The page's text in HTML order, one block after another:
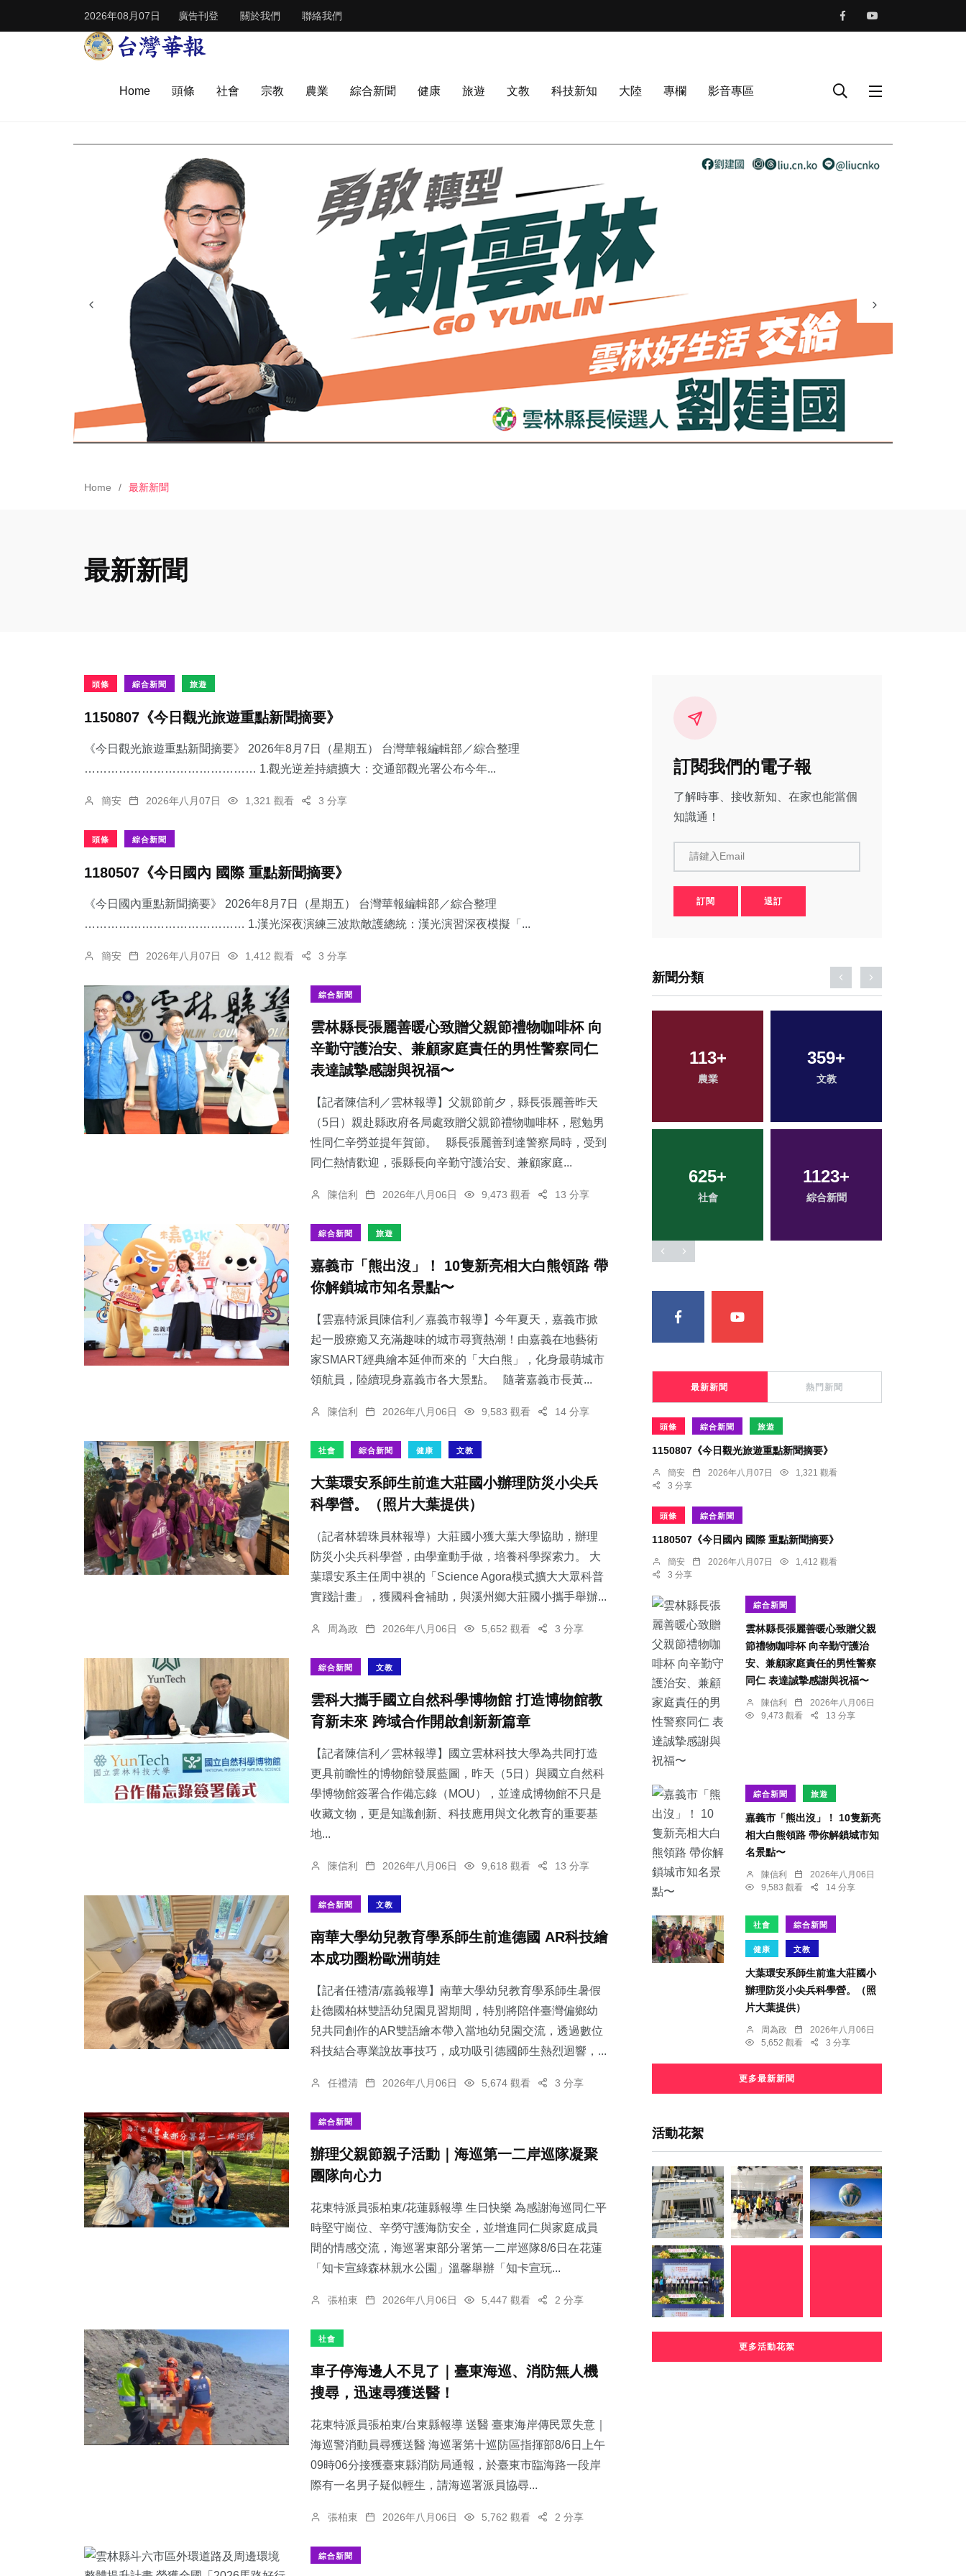
2026年08月07日 廣告刊登 關於我們 聯絡我們
Home 頭條 社會 宗教 農業 綜合新聞 健康 旅遊 文教 科技新知 大陸 專欄 影音專區
Home 最新新聞
最新新聞
頭條 綜合新聞 旅遊
1150807《今日觀光旅遊重點新聞摘要》
《今日觀光旅遊重點新聞摘要》 2026年8月7日（星期五） 台灣華報編輯部／綜合整理
……………………………………… 1.觀光逆差持續擴大：交通部觀光署公布今年...
簡安 2026年八月07日 1,321 觀看 3 分享
頭條 綜合新聞
1180507《今日國內 國際 重點新聞摘要》
《今日國內重點新聞摘要》 2026年8月7日（星期五） 台灣華報編輯部／綜合整理
…………………………………… 1.漢光深夜演練三波欺敵護總統：​漢光演習深夜模擬「...
簡安 2026年八月07日 1,412 觀看 3 分享
綜合新聞
雲林縣長張麗善暖心致贈父親節禮物咖啡杯 向
辛勤守護治安、兼顧家庭責任的男性警察同仁
表達誠摯感謝與祝福〜
【記者陳信利／雲林報導】父親節前夕，縣長張麗善昨天
（5日）親赴縣政府各局處致贈父親節禮物咖啡杯，慰勉男
性同仁辛勞並提年賀節。 縣長張麗善到達警察局時，受到
同仁熱情歡迎，張縣長向辛勤守護治安、兼顧家庭...
陳信利 2026年八月06日 9,473 觀看 13 分享
綜合新聞 旅遊
嘉義市「熊出沒」！ 10隻新亮相大白熊領路 帶
你解鎖城市知名景點〜
【雲嘉特派員陳信利／嘉義市報導】今年夏天，嘉義市掀
起一股療癒又充滿趣味的城市尋寶熱潮！由嘉義在地藝術
家SMART經典繪本延伸而來的「大白熊」，化身最萌城市
領航員，陸續現身嘉義市各大景點。 隨著嘉義市長黃...
陳信利 2026年八月06日 9,583 觀看 14 分享
社會 綜合新聞 健康 文教
大葉環安系師生前進大莊國小辦理防災小尖兵
科學營。（照片大葉提供）
（記者林碧珠員林報導）大莊國小獲大葉大學協助，辦理
防災小尖兵科學營，由學童動手做，培養科學探索力。 大
葉環安系主任周中祺的「Science Agora模式擴大大眾科普
實踐計畫」，獲國科會補助，與溪州鄉大莊國小攜手舉辦...
周為政 2026年八月06日 5,652 觀看 3 分享
綜合新聞 文教
雲科大攜手國立自然科學博物館 打造博物館教
育新未來 跨域合作開啟創新新篇章
【記者陳信利／雲林報導】國立雲林科技大學為共同打造
更具前瞻性的博物館發展藍圖，昨天（5日）與國立自然科
學博物館簽署合作備忘錄（MOU），並達成博物館不只是
收藏文物，更是知識創新、科技應用與文化教育的重要基
地...
陳信利 2026年八月06日 9,618 觀看 13 分享
綜合新聞 文教
南華大學幼兒教育學系師生前進德國 AR科技繪
本成功圈粉歐洲萌娃
【記者任禮清/嘉義報導】南華大學幼兒教育學系師生暑假
赴德國柏林雙語幼兒園見習期間，特別將陪伴臺灣偏鄉幼
兒共同創作的AR雙語繪本帶入當地幼兒園交流，透過數位
科技結合專業說故事技巧，成功吸引德國師生熱烈迴響，...
任禮清 2026年八月06日 5,674 觀看 3 分享
綜合新聞
辦理父親節親子活動｜海巡第一二岸巡隊凝聚
團隊向心力
花東特派員張柏東/花蓮縣報導 生日快樂 為感謝海巡同仁平
時堅守崗位、辛勞守護海防安全，並增進同仁與家庭成員
間的情感交流，海巡署東部分署第一二岸巡隊8/6日在花蓮
「知卡宣綠森林親水公園」溫馨舉辦「知卡宣玩...
張柏東 2026年八月06日 5,447 觀看 2 分享
社會
車子停海邊人不見了｜臺東海巡、消防無人機
搜尋，迅速尋獲送醫！
花東特派員張柏東/台東縣報導 送醫 臺東海岸傳民眾失意｜
海巡警消動員尋獲送醫 海巡署第十巡防區指揮部8/6日上午
09時06分接獲臺東縣消防局通報，於臺東市臨海路一段岸
際有一名男子疑似輕生，請海巡署派員協尋...
張柏東 2026年八月06日 5,762 觀看 2 分享
綜合新聞
訂閱我們的電子報
了解時事、接收新知、在家也能當個
知識通！
請鍵入Email
訂閱 退訂
新聞分類
372 +
文教
336+
健康
180+
專欄
53+ 102
頭條 大陸
113+
農業
359+
文教
625+
社會
1123+
綜合新聞
最新新聞 熱門新聞
頭條 綜合新聞 旅遊
1150807《今日觀光旅遊重點新聞摘要》
簡安 2026年八月07日
1,321 觀看
3 分享
頭條 綜合新聞
1180507《今日國內 國際 重點新聞摘要》
簡安 2026年八月07日
1,412 觀看
3 分享
綜合新聞
雲林縣長張麗善暖心致贈父親
節禮物咖啡杯 向辛勤守護治
安、兼顧家庭責任的男性警察
同仁 表達誠摯感謝與祝福〜
陳信利
2026年八月06日
9,473 觀看
13 分享
綜合新聞 旅遊
嘉義市「熊出沒」！ 10隻新亮
相大白熊領路 帶你解鎖城市知
名景點〜
陳信利
2026年八月06日
9,583 觀看
14 分享
社會 綜合新聞
健康 文教
大葉環安系師生前進大莊國小
辦理防災小尖兵科學營。（照
片大葉提供）
周為政
2026年八月06日
5,652 觀看
3 分享
更多最新新聞
活動花絮
更多活動花絮